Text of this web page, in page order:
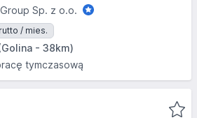
Sp. z o.o.
/ mies.
- 38km)
tymczasową